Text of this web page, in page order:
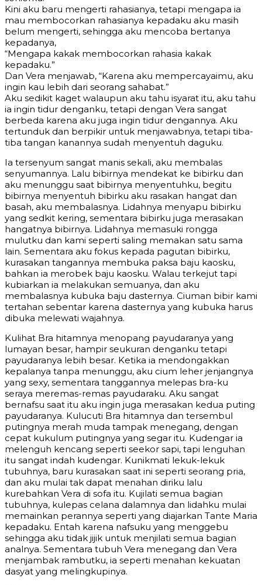
Kini aku baru mengerti rahasianya, tetapi mengapa ia
mau membocorkan rahasianya kepadaku aku masih
belum mengerti, sehingga aku mencoba bertanya
kepadanya,
“Mengapa kakak membocorkan rahasia kakak
kepadaku.”
Dan Vera menjawab, “Karena aku mempercayaimu, aku
ingin kau lebih dari seorang sahabat.”
Aku sedikit kaget walaupun aku tahu isyarat itu, aku tahu
ia ingin tidur denganku, tetapi dengan Vera sangat
berbeda karena aku juga ingin tidur dengannya. Aku
tertunduk dan berpikir untuk menjawabnya, tetapi tiba-
tiba tangan kanannya sudah menyentuh daguku.
Ia tersenyum sangat manis sekali, aku membalas
senyumannya. Lalu bibirnya mendekat ke bibirku dan
aku menunggu saat bibirnya menyentuhku, begitu
bibirnya menyentuh bibirku aku rasakan hangat dan
basah, aku membalasnya. Lidahnya menyapu bibirku
yang sedkit kering, sementara bibirku juga merasakan
hangatnya bibirnya. Lidahnya memasuki rongga
mulutku dan kami seperti saling memakan satu sama
lain. Sementara aku fokus kepada pagutan bibirku,
kurasakan tangannya membuka paksa baju kaosku,
bahkan ia merobek baju kaosku. Walau terkejut tapi
kubiarkan ia melakukan semuanya, dan aku
membalasnya kubuka baju dasternya. Ciuman bibir kami
tertahan sebentar karena dasternya yang kubuka harus
dibuka melewati wajahnya.
Kulihat Bra hitamnya menopang payudaranya yang
lumayan besar, hampir seukuran denganku tetapi
payudaranya lebih besar. Ketika ia mendongakkan
kepalanya tanpa menunggu, aku cium leher jenjangnya
yang sexy, sementara tanggannya melepas bra-ku
seraya meremas-remas payudaraku. Aku sangat
bernafsu saat itu aku ingin juga merasakan kedua puting
payudaranya. Kulucuti Bra hitamnya dan tersembul
putingnya merah muda tampak menegang, dengan
cepat kukulum putingnya yang segar itu. Kudengar ia
melenguh kencang seperti seekor sapi, tapi lenguhan
itu sangat indah kudengar. Kunikmati lekuk-lekuk
tubuhnya, baru kurasakan saat ini seperti seorang pria,
dan aku mulai tak dapat menahan diriku lalu
kurebahkan Vera di sofa itu. Kujilati semua bagian
tubuhnya, kulepas celana dalamnya dan lidahku mulai
memainkan perannya seperti yang diajarkan Tante Maria
kepadaku. Entah karena nafsuku yang menggebu
sehingga aku tidak jijik untuk menjilati semua bagian
analnya. Sementara tubuh Vera menegang dan Vera
menjambak rambutku, ia seperti menahan kekuatan
dasyat yang melingkupinya.